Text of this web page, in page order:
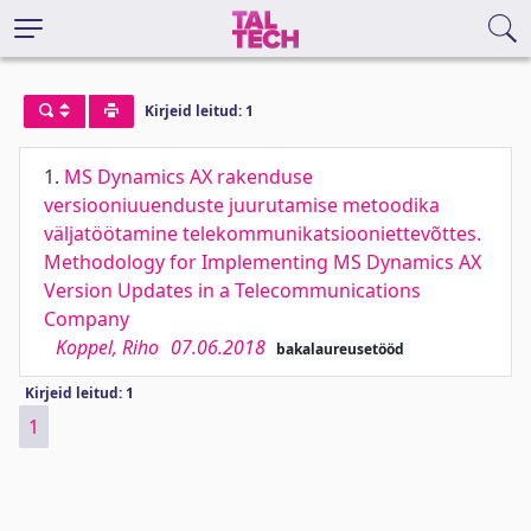
Kirjeid leitud: 1
1. MS Dynamics AX rakenduse
versiooniuuenduste juurutamise metoodika
väljatöötamine telekommunikatsiooniettevõttes.
Methodology for Implementing MS Dynamics AX
Version Updates in a Telecommunications
Company
Koppel, Riho 07.06.2018 bakalaureusetööd
Kirjeid leitud: 1
1